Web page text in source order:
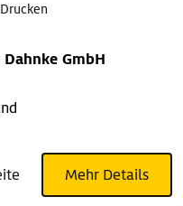
Drucken
GmbH
Mehr Details